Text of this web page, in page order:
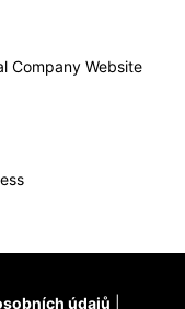
Company Website
údajů